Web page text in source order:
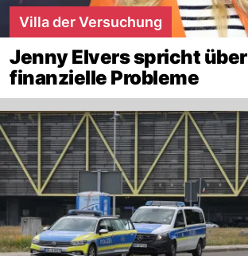
Villa der Versuchung
Jenny Elvers spricht über
finanzielle Probleme